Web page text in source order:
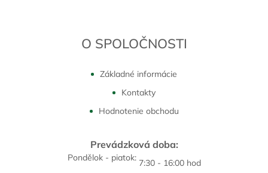
O SPOLOČNOSTI
Základné informácie
Kontakty
Hodnotenie obchodu
Prevádzková doba:
Pondělok - piatok: 7:30 - 16:00 hod